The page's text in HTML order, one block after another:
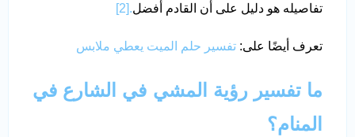
تفاصيله هو دليل على أن القادم أفضل.[2]
تعرف أيضًا على: تفسير حلم الميت يعطي ملابس
ما تفسير رؤية المشي في الشارع في
المنام؟